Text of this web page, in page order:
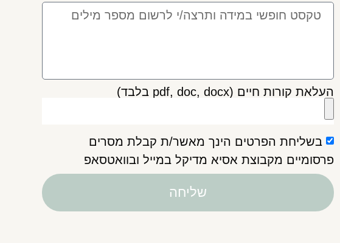
העלאת קורות חיים (pdf, doc, docx בלבד)
בשליחת הפרטים הינך מאשר/ת קבלת מסרים
פרסומיים מקבוצת אסיא מדיקל במייל ובוואטסאפ
שליחה